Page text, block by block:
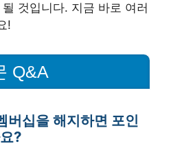
것입니다. 지금 바로 여러
!
Q&A
버십을 해지하면 포인
?